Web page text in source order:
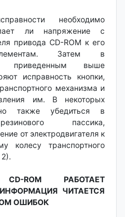
необходимо
ли напряжение с
привода CD-ROM к его
Затем в
приведенным выше
исправность кнопки,
механизма и
им. В некоторых
также убедиться в
пассика,
от электродвигателя к
колесу транспортного
ROM РАБОТАЕТ
ЧИТАЕТСЯ
ОШИБОК